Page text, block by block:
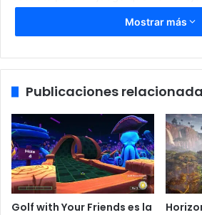
todo el mundo.
Nueve personajes
Force
Desde hace varias semanas
Yu-Gi-Oh! iba a ser el primero
adicionales. Tras una serie de
japonesas, ya se ha desvelado
personajes DLC para Jump
siguiente:
Mostrar más
Publicaciones
Golf with Your Friends es la